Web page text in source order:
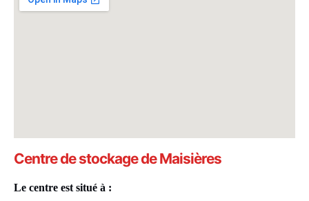
Centre de stockage de Maisières
Le centre est situé à :